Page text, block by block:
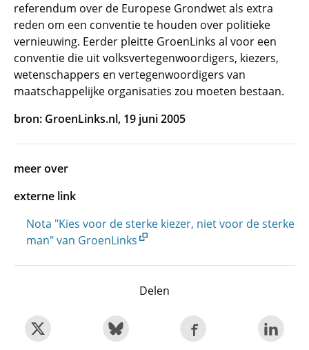
referendum over de Europese Grondwet als extra
reden om een conventie te houden over politieke
vernieuwing. Eerder pleitte GroenLinks al voor een
conventie die uit volksvertegenwoordigers, kiezers,
wetenschappers en vertegenwoordigers van
maatschappelijke organisaties zou moeten bestaan.
bron: GroenLinks.nl, 19 juni 2005
meer over
externe link
Nota "Kies voor de sterke kiezer, niet voor de sterke
man" van GroenLinks
Delen